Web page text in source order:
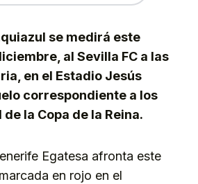
se medirá este
al Sevilla FC a las
en el Estadio Jesús
correspondiente a los
la Copa de la Reina.
Egatesa afronta este
en rojo en el